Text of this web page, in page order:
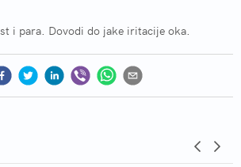
i para. Dovodi do jake iritacije oka.